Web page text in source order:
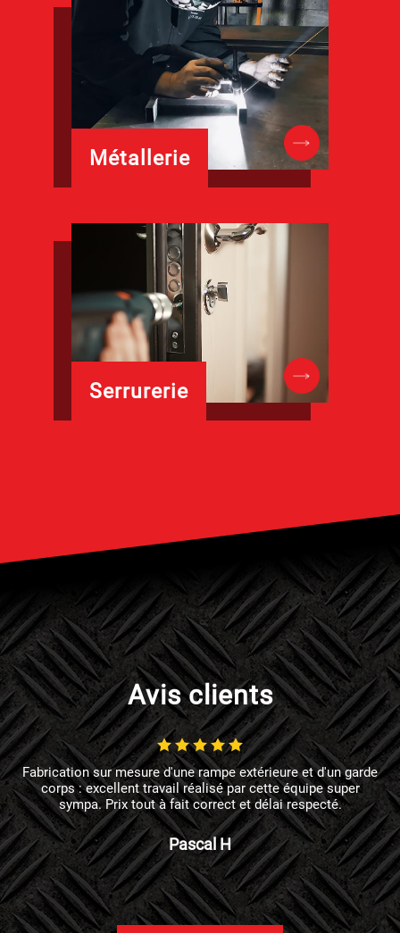
Métallerie
Serrurerie
Avis clients
Fabrication sur mesure d'une rampe extérieure et d'un garde
corps : excellent travail réalisé par cette équipe super
sympa. Prix tout à fait correct et délai respecté.
Pascal H